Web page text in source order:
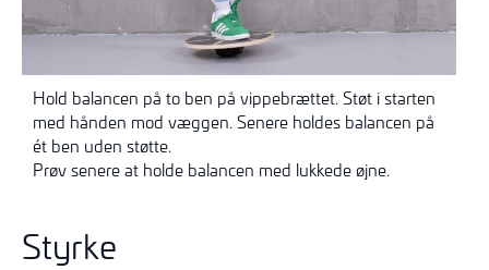
Hold balancen på to ben på vippebrættet. Støt i starten
med hånden mod væggen. Senere holdes balancen på
ét ben uden støtte.
Prøv senere at holde balancen med lukkede øjne.
Styrke